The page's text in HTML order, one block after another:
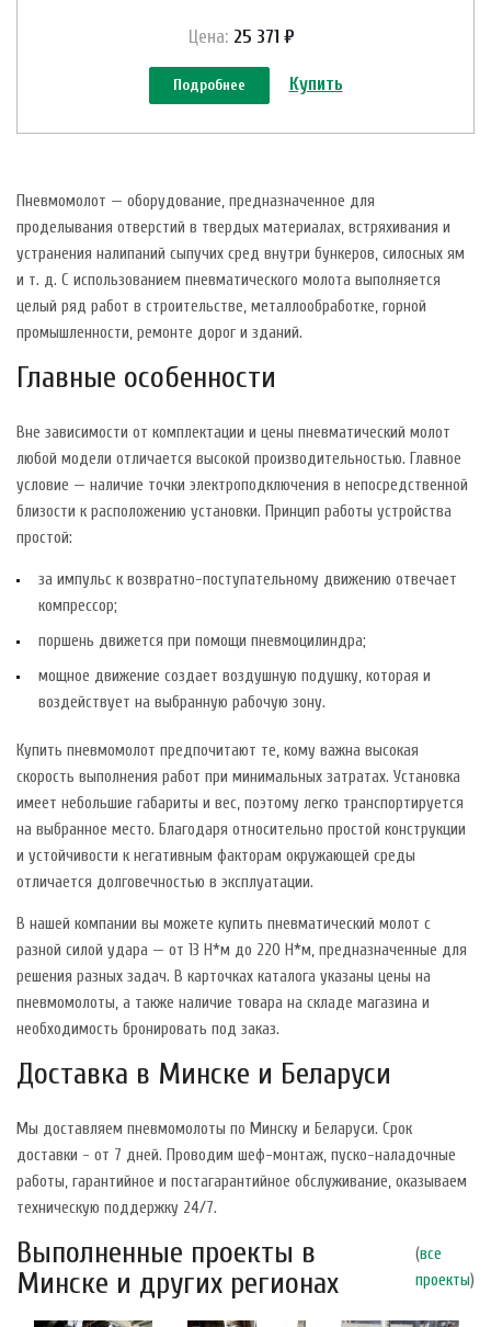
Цена: 25 371 ₽
Подробнее Купить
Пневмомолот — оборудование, предназначенное для
проделывания отверстий в твердых материалах, встряхивания и
устранения налипаний сыпучих сред внутри бункеров, силосных ям
и т. д. С использованием пневматического молота выполняется
целый ряд работ в строительстве, металлообработке, горной
промышленности, ремонте дорог и зданий.
Главные особенности
Вне зависимости от комплектации и цены пневматический молот
любой модели отличается высокой производительностью. Главное
условие — наличие точки электроподключения в непосредственной
близости к расположению установки. Принцип работы устройства
простой:
за импульс к возвратно-поступательному движению отвечает
компрессор;
поршень движется при помощи пневмоцилиндра;
мощное движение создает воздушную подушку, которая и
воздействует на выбранную рабочую зону.
Купить пневмомолот предпочитают те, кому важна высокая
скорость выполнения работ при минимальных затратах. Установка
имеет небольшие габариты и вес, поэтому легко транспортируется
на выбранное место. Благодаря относительно простой конструкции
и устойчивости к негативным факторам окружающей среды
отличается долговечностью в эксплуатации.
В нашей компании вы можете купить пневматический молот с
разной силой удара — от 13 Н*м до 220 Н*м, предназначенные для
решения разных задач. В карточках каталога указаны цены на
пневмомолоты, а также наличие товара на складе магазина и
необходимость бронировать под заказ.
Доставка в Минске и Беларуси
Мы доставляем пневмомолоты по Минску и Беларуси. Срок
доставки - от 7 дней. Проводим шеф-монтаж, пуско-наладочные
работы, гарантийное и постагарантийное обслуживание, оказываем
техническую поддержку 24/7.
Выполненные проекты в
Минске и других регионах
(все
проекты)